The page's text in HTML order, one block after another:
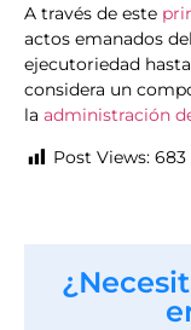
A través de este
actos emanados del
ejecutoriedad
considera un
la administración
Post Views: 683